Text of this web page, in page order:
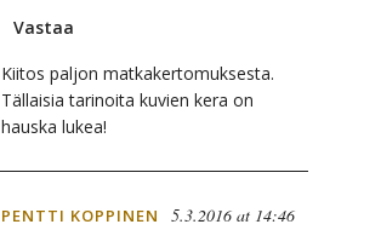
Vastaa
Kiitos paljon matkakertomuksesta.
Tällaisia tarinoita kuvien kera on
hauska lukea!
PENTTI KOPPINEN
5.3.2016 at 14:46